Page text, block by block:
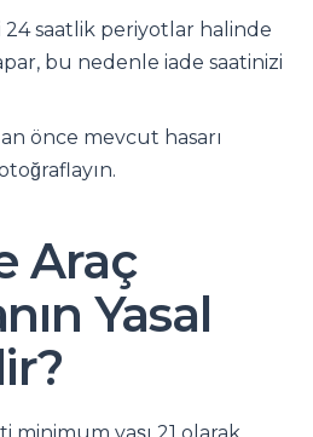
24 saatlik periyotlar halinde
bu nedenle iade saatinizi
önce mevcut hasarı
Araç
Yasal